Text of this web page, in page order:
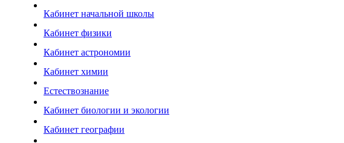
Кабинет начальной школы
Кабинет физики
Кабинет астрономии
Кабинет химии
Естествознание
Кабинет биологии и экологии
Кабинет географии